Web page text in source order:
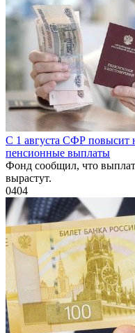
С 1 августа СФР повысит
пенсионные выплаты
Фонд сообщил, что
вырастут.
0404